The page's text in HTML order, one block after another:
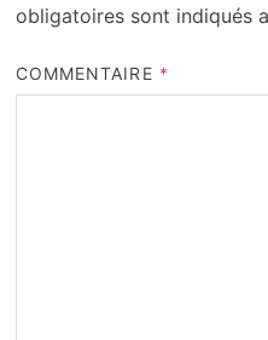
obligatoires sont indiqués
COMMENTAIRE *